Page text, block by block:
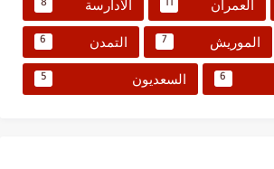
العمران 11 الأدارسة 8
الموريش 7 التمدن 6
6 السعديون 5